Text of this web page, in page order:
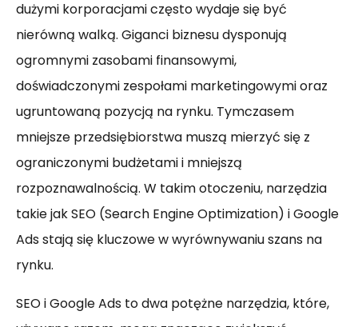
dużymi korporacjami często wydaje się być
nierówną walką. Giganci biznesu dysponują
ogromnymi zasobami finansowymi,
doświadczonymi zespołami marketingowymi oraz
ugruntowaną pozycją na rynku. Tymczasem
mniejsze przedsiębiorstwa muszą mierzyć się z
ograniczonymi budżetami i mniejszą
rozpoznawalnością. W takim otoczeniu, narzędzia
takie jak SEO (Search Engine Optimization) i Google
Ads stają się kluczowe w wyrównywaniu szans na
rynku.
SEO i Google Ads to dwa potężne narzędzia, które,